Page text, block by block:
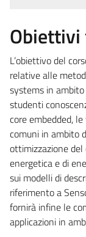
L’obiettivo del
relative alle
systems in ambito
studenti
core embedded,
comuni in ambito
ottimizzazione
energetica e di
sui modelli di
riferimento a
fornirà infine le
applicazioni in